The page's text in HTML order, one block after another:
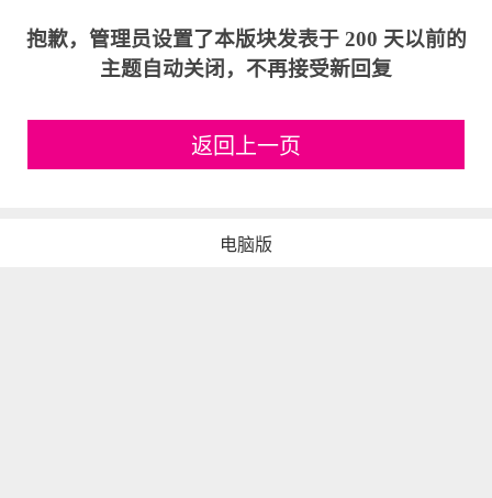
抱歉，管理员设置了本版块发表于 200 天以前的
主题自动关闭，不再接受新回复
返回上一页
电脑版